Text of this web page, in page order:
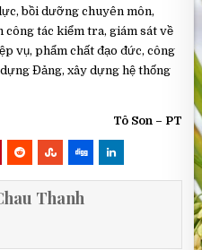
bồi dưỡng chuyên môn,
công tác kiểm tra, giám sát về
vụ, phẩm chất đạo đức, công
Đảng, xây dựng hệ thống
Tô Son – PT
Thanh